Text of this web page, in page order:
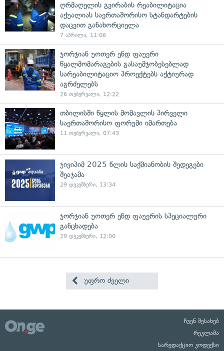
ღრმაღელის გვირაბის რეაბილიტაცია
აქუალიას საერთაშორისო სტანდარტების
დაცვით განახორციელა
7 აპრილი, 11:06
ჯორჯიან უოთერ ენდ ფაუერი
წყალმომარაგების გასაუმჯობესებლად
სარეაბილიტაციო პროექტებს აქტიურად
აგრძელებს
26 თებერვალი, 12:22
თბილისში წყლის მომავლის პირველი
საერთაშორისო ფორუმი იმართება
11 თებერვალი, 07:43
ჯივიპიმ 2025 წლის საქმიანობის შედეგები
შეაჯამა
29 დეკემბერი, 13:34
ჯორჯიან უოთერ ენდ ფაუერის სპეციალური
განცხადება
29 დეკემბერი, 12:00
უფრო ძველი
ჩვენ შესახებ
რეკლამა
სარედაქციო კოდექსი